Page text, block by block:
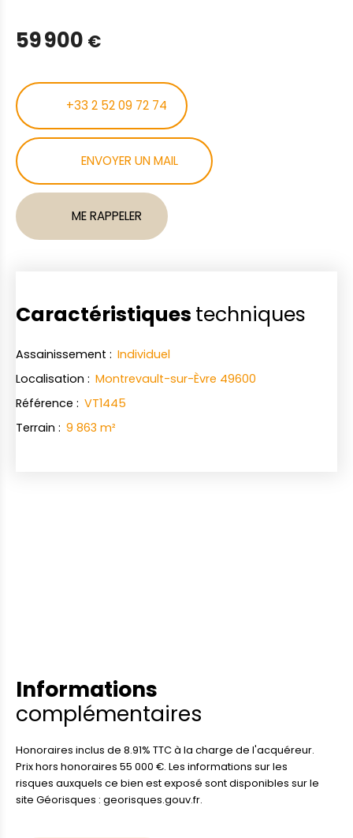
59 900 €
+33 2 52 09 72 74
ENVOYER UN MAIL
ME RAPPELER
Caractéristiques techniques
Assainissement : Individuel
Localisation : Montrevault-sur-Èvre 49600
Référence : VT1445
Terrain : 9 863 m²
Informations
complémentaires
Honoraires inclus de 8.91% TTC à la charge de l'acquéreur.
Prix hors honoraires 55 000 €. Les informations sur les
risques auxquels ce bien est exposé sont disponibles sur le
site Géorisques : georisques.gouv.fr.